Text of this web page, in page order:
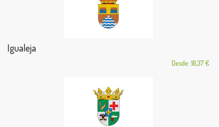
Igualeja
Desde: 18,37 €